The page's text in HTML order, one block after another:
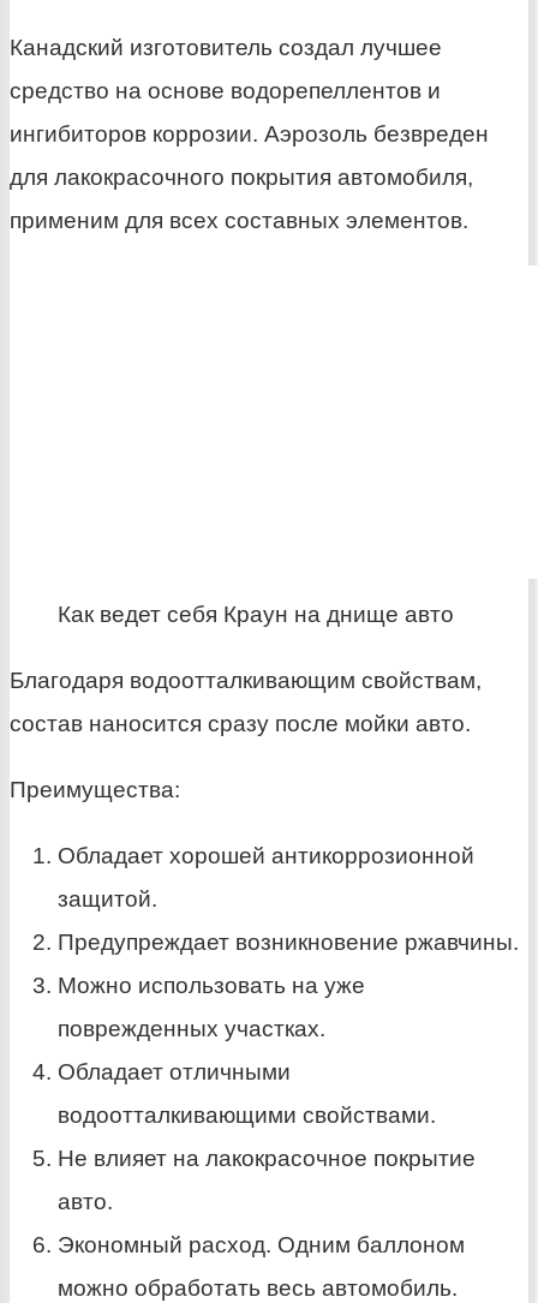
Канадский изготовитель создал лучшее
средство на основе водорепеллентов и
ингибиторов коррозии. Аэрозоль безвреден
для лакокрасочного покрытия автомобиля,
применим для всех составных элементов.
Как ведет себя Краун на днище авто
Благодаря водоотталкивающим свойствам,
состав наносится сразу после мойки авто.
Преимущества:
Обладает хорошей антикоррозионной
защитой.
Предупреждает возникновение ржавчины.
Можно использовать на уже
поврежденных участках.
Обладает отличными
водоотталкивающими свойствами.
Не влияет на лакокрасочное покрытие
авто.
Экономный расход. Одним баллоном
можно обработать весь автомобиль.